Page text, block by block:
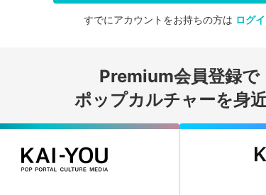
ログインする
すでにアカウントをお持ちの方は ログ
Premium会員登録で
ポップカルチャーを身